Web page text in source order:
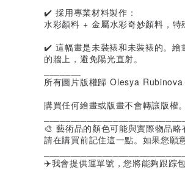
✔️ 採用專業材料製作：
水彩顏料 + 金屬水彩奇妙顏料，特
✔️ 這幅畫是未裝裱和未裝裱的。繪
的牆上，避免陽光直射。
所有圖片版權歸 Olesya Rubinova
購買任何繪畫或版畫不會轉讓版權
🎨 藝術品的顏色可能與實際物品略
請在購買前記住這一點。如果您願
✈️我會提供運單號，您將能夠跟踪包